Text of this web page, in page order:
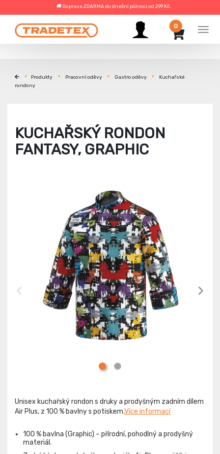
🚚 Doprava ZDARMA do dnešní půlnoci od 299 Kč.
0
Produkty Pracovní oděvy Gastro oděvy
Kuchařské
rondony
KUCHAŘSKÝ RONDON
FANTASY, GRAPHIC
Unisex kuchařský rondon s druky a prodyšným zadním dílem
Air Plus, z 100 % bavlny s potiskem.Více informací
100 % bavlna (Graphic) – přírodní, pohodlný a prodyšný
materiál.